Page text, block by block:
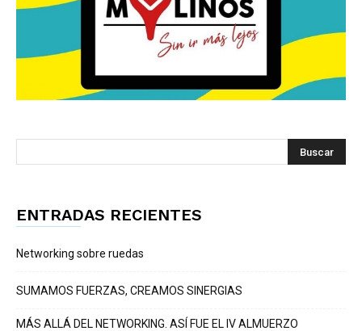
ENTRADAS RECIENTES
Networking sobre ruedas
SUMAMOS FUERZAS, CREAMOS SINERGIAS
MÁS ALLÁ DEL NETWORKING. ASÍ FUE EL IV ALMUERZO